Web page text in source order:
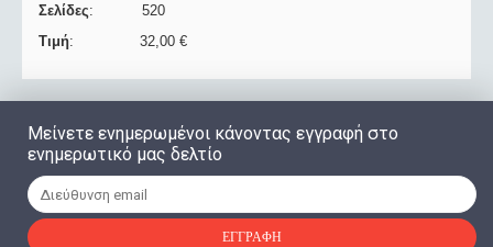
Σελίδες: 520
Τιμή: 32,00 €
Μείνετε ενημερωμένοι κάνοντας εγγραφή στο
ενημερωτικό μας δελτίο
ΕΓΓΡΑΦΉ